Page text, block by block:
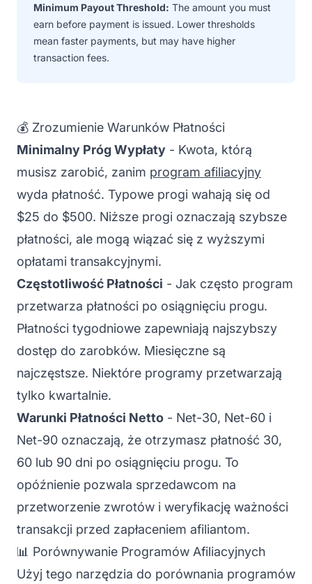
Minimum Payout Threshold: The amount you must
earn before payment is issued. Lower thresholds
mean faster payments, but may have higher
transaction fees.
💰 Zrozumienie Warunków Płatności
Minimalny Próg Wypłaty - Kwota, którą
musisz zarobić, zanim program afiliacyjny
wyda płatność. Typowe progi wahają się od
$25 do $500. Niższe progi oznaczają szybsze
płatności, ale mogą wiązać się z wyższymi
opłatami transakcyjnymi.
Częstotliwość Płatności - Jak często program
przetwarza płatności po osiągnięciu progu.
Płatności tygodniowe zapewniają najszybszy
dostęp do zarobków. Miesięczne są
najczęstsze. Niektóre programy przetwarzają
tylko kwartalnie.
Warunki Płatności Netto - Net-30, Net-60 i
Net-90 oznaczają, że otrzymasz płatność 30,
60 lub 90 dni po osiągnięciu progu. To
opóźnienie pozwala sprzedawcom na
przetworzenie zwrotów i weryfikację ważności
transakcji przed zapłaceniem afiliantom.
📊 Porównywanie Programów Afiliacyjnych
Użyj tego narzędzia do porównania programów